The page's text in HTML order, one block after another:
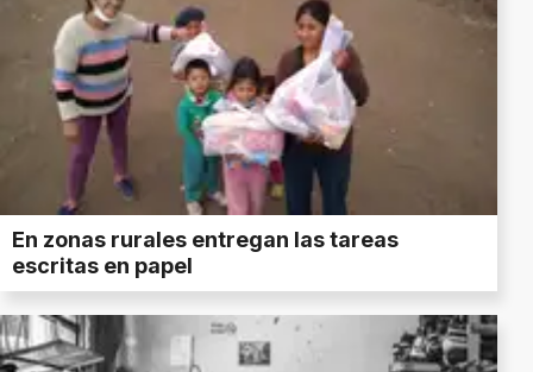
En zonas rurales entregan las tareas
escritas en papel